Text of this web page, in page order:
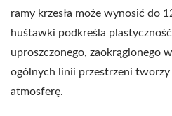
ramy krzesła może wynosić do
huśtawki podkreśla
uproszczonego, zaokrąglonego
ogólnych linii przestrzeni
atmosferę.